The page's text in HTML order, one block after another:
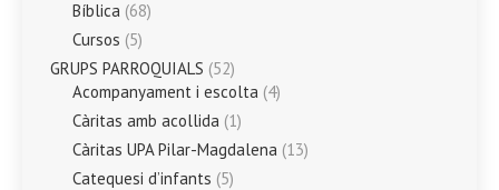
Bíblica (68)
Cursos (5)
GRUPS PARROQUIALS (52)
Acompanyament i escolta (4)
Càritas amb acollida (1)
Càritas UPA Pilar-Magdalena (13)
Catequesi d’infants (5)